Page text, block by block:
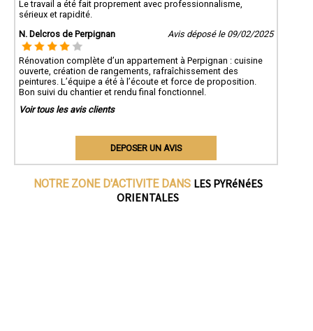
Le travail a été fait proprement avec professionnalisme,
sérieux et rapidité.
N. Delcros de Perpignan
Avis déposé le 09/02/2025
Rénovation complète d’un appartement à Perpignan : cuisine
ouverte, création de rangements, rafraîchissement des
peintures. L’équipe a été à l’écoute et force de proposition.
Bon suivi du chantier et rendu final fonctionnel.
Voir tous les avis clients
DEPOSER UN AVIS
NOTRE ZONE D'ACTIVITE DANS LES PYRéNéES
ORIENTALES